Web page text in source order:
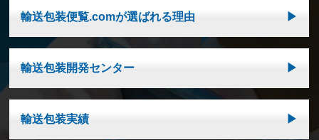
輸送包装便覧.comが選ばれる理由
輸送包装開発センター
輸送包装実績